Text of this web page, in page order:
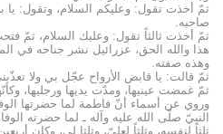
ثمّ أخذت تقول: وعليكم السلام، وتقول: يا
صاحبه.
ثمّ أخذت ثالثاً تقول: وعليك السلام، ثمّ
هذا والله الحق، عزرائيل نشر جناحه في
وهذه صفته.
ثمّ قالت: يا قابض الأرواح عجّل بي ولا
ثمّ غمضت عينيها، ومدّت يديها ورجليها،
وروي عن أسماء أنّ فاطمة لما حضرتها
النبيّ صلّى الله عليه وآله ـ لما حضرته
ثلثاً لنفسه، وثلثاً لعليّ، وثلثا لي، وكان